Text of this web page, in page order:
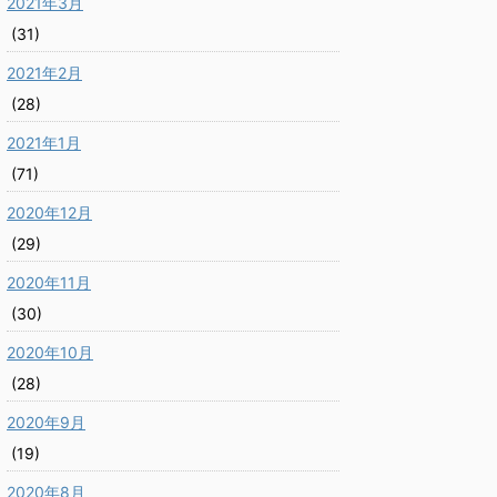
(31)
2021年2月
(28)
2021年1月
(71)
2020年12月
(29)
2020年11月
(30)
2020年10月
(28)
2020年9月
(19)
2020年8月